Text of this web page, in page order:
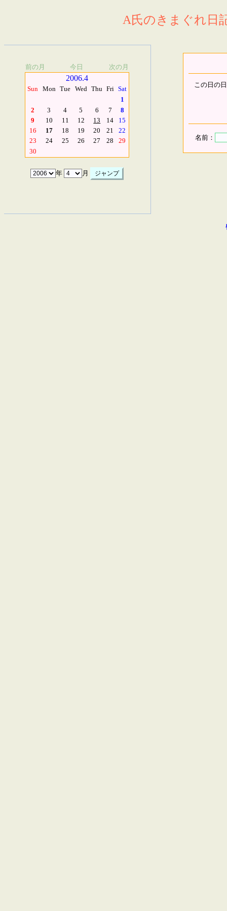
A氏のきまぐれ日
前の月 今日 次の月
2006.4
Sun Mon Tue Wed Thu Fri Sat
1
2
3 4 5 6 7
8
9
10 11 12 13 14
15
16
17 18 19 20 21
22
23
24 25 26 27 28
29
30
年 月
この日の
名前：